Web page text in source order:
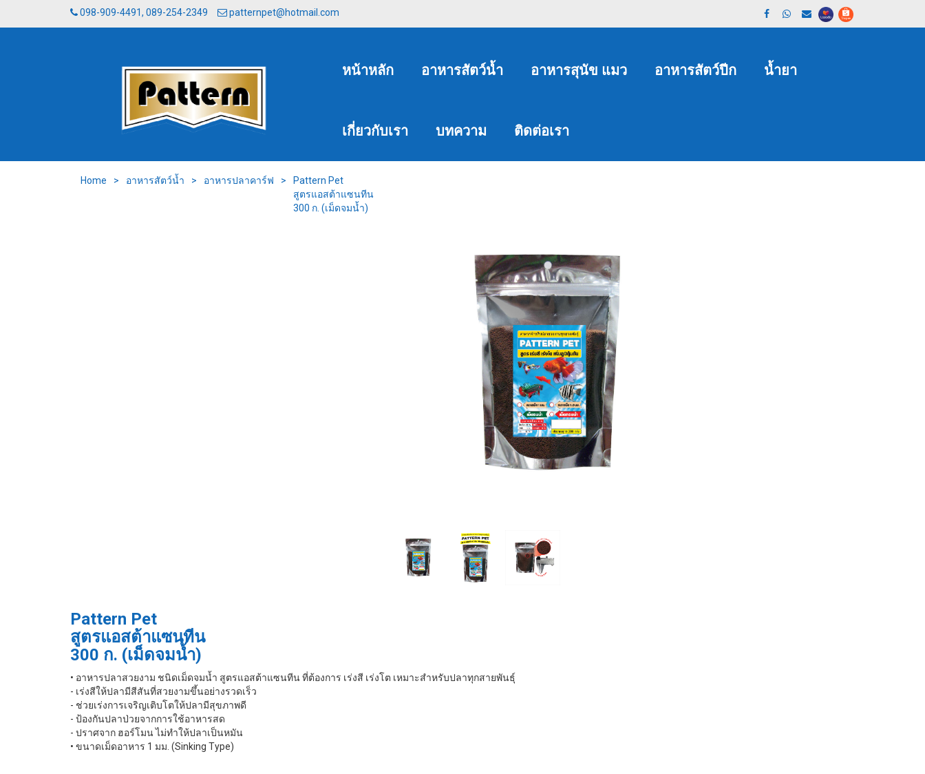
098-909-4491, 089-254-2349 patternpet@hotmail.com
หน้าหลัก อาหารสัตว์น้ำ อาหารสุนัข แมว อาหารสัตว์ปีก น้ำยา
เกี่ยวกับเรา บทความ ติดต่อเรา
Home > อาหารสัตว์น้ำ > อาหารปลาคาร์ฟ >
Pattern Pet
สูตรแอสต้าแซนทีน
300 ก. (เม็ดจมนํ้า)
Pattern Pet
สูตรแอสต้าแซนทีน
300 ก. (เม็ดจมนํ้า)
• อาหารปลาสวยงาม ชนิดเม็ดจมน้ำ สูตรแอสต้าแซนทีน ที่ต้องการ เร่งสี เร่งโต เหมาะสำหรับปลาทุกสายพันธุ์
- เร่งสีให้ปลามีสีสันที่สวยงามขึ้นอย่างรวดเร็ว
- ช่วยเร่งการเจริญเติบโตให้ปลามีสุขภาพดี
- ป้องกันปลาป่วยจากการใช้อาหารสด
- ปราศจาก ฮอร์โมน ไม่ทำให้ปลาเป็นหมัน
• ขนาดเม็ดอาหาร 1 มม. (Sinking Type)